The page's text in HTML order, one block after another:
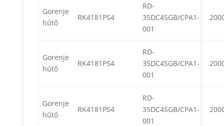
Gorenje
hűtő
RK4181PS4
RD-
35DC4SGB/CPA1-
001
Gorenje
hűtő
RK4181PS4
RD-
35DC4SGB/CPA1-
001
Gorenje
hűtő
RK4181PS4
RD-
35DC4SGB/CPA1-
001